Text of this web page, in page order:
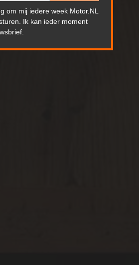
om mij iedere week Motor.NL
Ik kan ieder moment